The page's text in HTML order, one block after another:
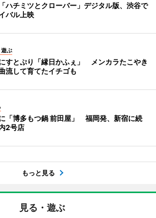
ハチミツとクローバー」デジタル版、渋谷で
バル上映
遊ぶ
すとぷり「縁日かふぇ」 メンカラたこやき
流して育てたイチゴも
「博多もつ鍋 前田屋」 福岡発、新宿に続
2号店
もっと見る
見る・遊ぶ